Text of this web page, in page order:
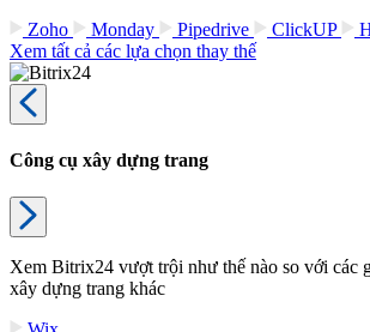
Zoho
Monday Pipedrive ClickUP
Xem tất cả các lựa chọn thay thế
Công cụ xây dựng trang
Xem Bitrix24 vượt trội như thế nào so với các
xây dựng trang khác